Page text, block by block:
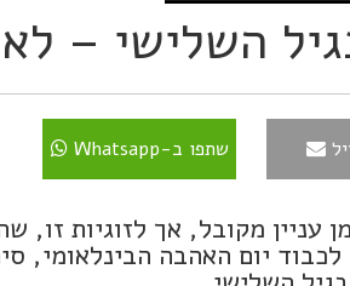
השלישי –
שתפו ב-Whatsapp
עניין מקובל, אך לזוגיות
לכבוד יום האהבה הבינלאומי,